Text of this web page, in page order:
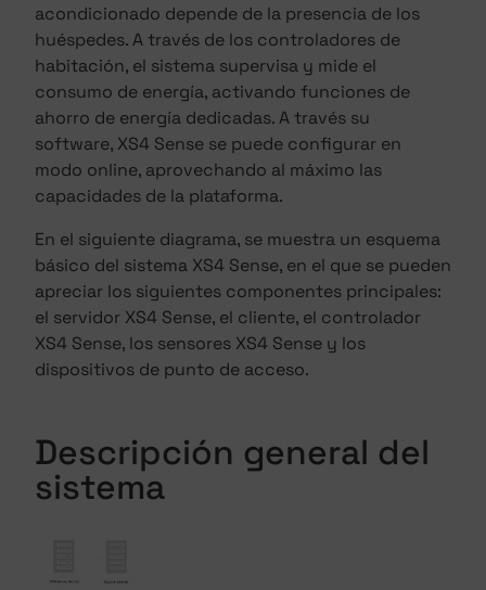
acondicionado depende de la presencia de los
huéspedes. A través de los controladores de
habitación, el sistema supervisa y mide el
consumo de energía, activando funciones de
ahorro de energía dedicadas. A través su
software, XS4 Sense se puede configurar en
modo online, aprovechando al máximo las
capacidades de la plataforma.
En el siguiente diagrama, se muestra un esquema
básico del sistema XS4 Sense, en el que se pueden
apreciar los siguientes componentes principales:
el servidor XS4 Sense, el cliente, el controlador
XS4 Sense, los sensores XS4 Sense y los
dispositivos de punto de acceso.
Descripción general del
sistema